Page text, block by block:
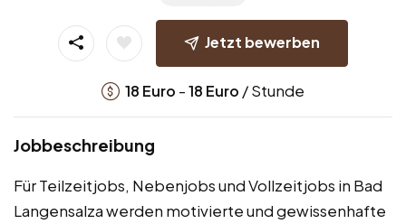
Jetzt bewerben
18 Euro -18 Euro / Stunde
Jobbeschreibung
Für Teilzeitjobs, Nebenjobs und Vollzeitjobs in Bad
Langensalza werden motivierte und gewissenhafte